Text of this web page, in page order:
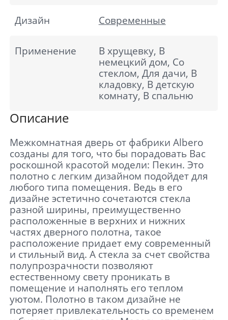
Дизайн Современные
Применение
В хрущевку, В
немецкий дом, Со
стеклом, Для дачи, В
кладовку, В детскую
комнату, В спальню
Описание
Межкомнатная дверь от фабрики Albero
созданы для того, что бы порадовать Вас
роскошной красотой модели: Пекин. Это
полотно с легким дизайном подойдет для
любого типа помещения. Ведь в его
дизайне эстетично сочетаются стекла
разной ширины, преимущественно
расположенные в верхних и нижних
частях дверного полотна, такое
расположение придает ему современный
и стильный вид. А стекла за счет свойства
полупрозрачности позволяют
естественному свету проникать в
помещение и наполнять его теплом
уютом. Полотно в таком дизайне не
потеряет привлекательность со временем